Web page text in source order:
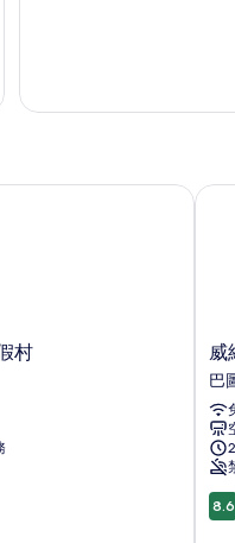
村
威
納
回
音
海
灘
旅
館
巴
威
巴
8.6
分
8.6
威納